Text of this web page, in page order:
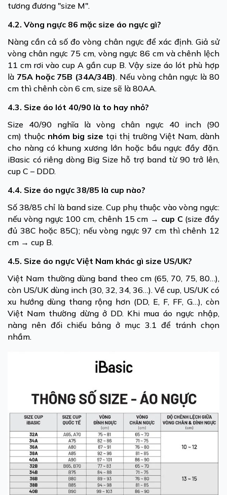
tương đương "size M".
4.2. Vòng ngực 86 mặc size áo ngực gì?
Nàng cần cả số đo vòng chân ngực để xác định. Giả sử
vòng chân ngực 75 cm, vòng ngực 86 cm và chênh lệch
11 cm rơi vào cup A gần cup B. Vậy size áo lót phù hợp
là 75A hoặc 75B (34A/34B). Nếu vòng chân ngực là 80
cm thì chênh còn 6 cm, size sẽ là 80AA.
4.3. Size áo lót 40/90 là to hay nhỏ?
Size 40/90 nghĩa là vòng chân ngực 40 inch (90
cm) thuộc nhóm big size tại thị trường Việt Nam, dành
cho nàng có khung xương lớn hoặc bầu ngực đầy đặn.
iBasic có riêng dòng Big Size hỗ trợ band từ 90 trở lên,
cup C – DDD.
4.4. Size áo ngực 38/85 là cup nào?
Số 38/85 chỉ là band size. Cup phụ thuộc vào vòng ngực:
nếu vòng ngực 100 cm, chênh 15 cm → cup C (size đầy
đủ 38C hoặc 85C); nếu vòng ngực 97 cm thì chênh 12
cm → cup B.
4.5. Size áo ngực Việt Nam khác gì size US/UK?
Việt Nam thường dùng band theo cm (65, 70, 75, 80…),
còn US/UK dùng inch (30, 32, 34, 36…). Về cup, US/UK có
xu hướng dùng thang rộng hơn (DD, E, F, FF, G…), còn
Việt Nam thường dừng ở DD. Khi mua áo ngực nhập,
nàng nên đối chiếu bảng ở mục 3.1 để tránh chọn
nhầm.